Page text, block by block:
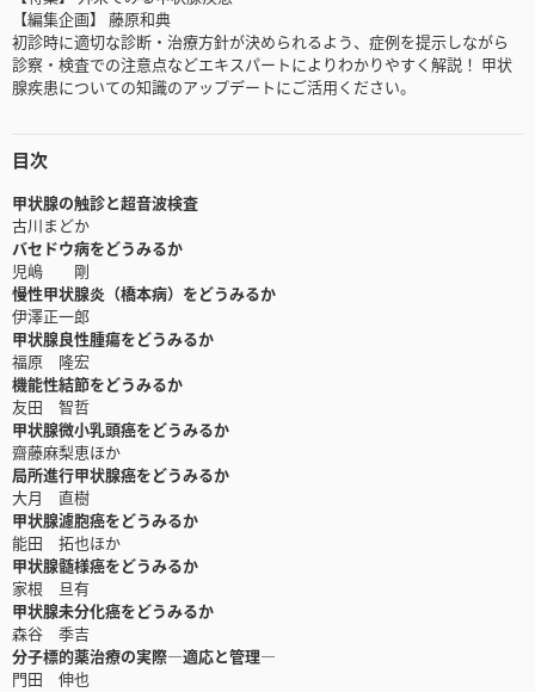
【編集企画】 藤原和典
初診時に適切な診断・治療方針が決められるよう、症例を提示しながら
診察・検査での注意点などエキスパートによりわかりやすく解説！ 甲状
腺疾患についての知識のアップデートにご活用ください。
目次
甲状腺の触診と超音波検査
古川まどか
バセドウ病をどうみるか
児嶋 剛
慢性甲状腺炎（橋本病）をどうみるか
伊澤正一郎
甲状腺良性腫瘍をどうみるか
福原 隆宏
機能性結節をどうみるか
友田 智哲
甲状腺微小乳頭癌をどうみるか
齋藤麻梨恵ほか
局所進行甲状腺癌をどうみるか
大月 直樹
甲状腺濾胞癌をどうみるか
能田 拓也ほか
甲状腺髄様癌をどうみるか
家根 旦有
甲状腺未分化癌をどうみるか
森谷 季吉
分子標的薬治療の実際―適応と管理―
門田 伸也